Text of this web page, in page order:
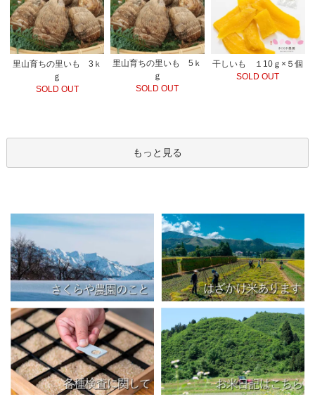
里山育ちの里いも 3ｋ
ｇ
SOLD OUT
里山育ちの里いも 5ｋ
ｇ
SOLD OUT
干しいも １10ｇ×５個
SOLD OUT
もっと見る